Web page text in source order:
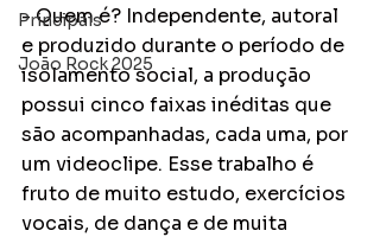
Principais
João Rock 2025
- Quem é? Independente, autoral
e produzido durante o período de
isolamento social, a produção
possui cinco faixas inéditas que
são acompanhadas, cada uma, por
um videoclipe. Esse trabalho é
fruto de muito estudo, exercícios
vocais, de dança e de muita